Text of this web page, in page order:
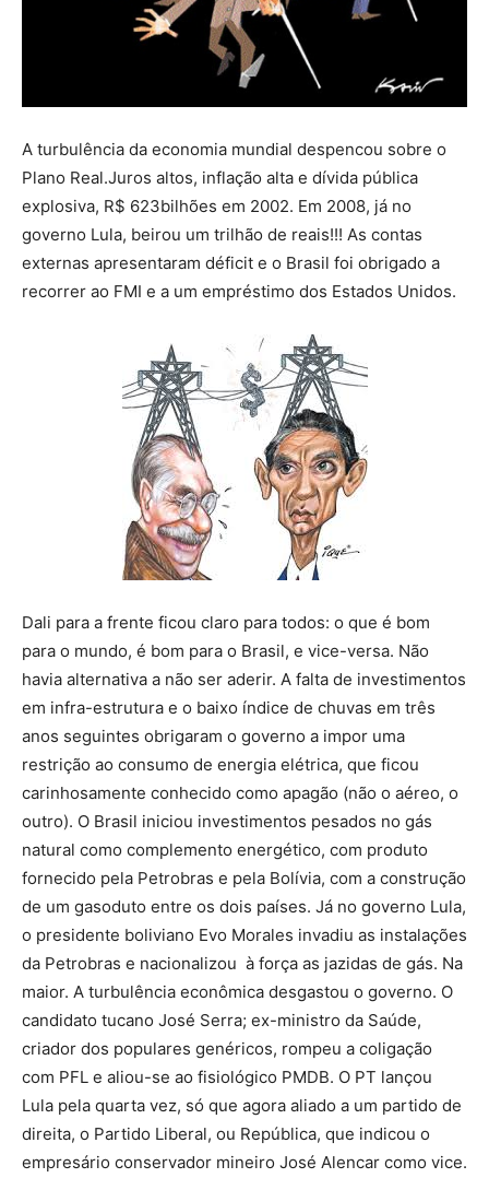
A turbulência da economia mundial despencou sobre o
Plano Real.Juros altos, inflação alta e dívida pública
explosiva, R$ 623bilhões em 2002. Em 2008, já no
governo Lula, beirou um trilhão de reais!!! As contas
externas apresentaram déficit e o Brasil foi obrigado a
recorrer ao FMI e a um empréstimo dos Estados Unidos.
Dali para a frente ficou claro para todos: o que é bom
para o mundo, é bom para o Brasil, e vice-versa. Não
havia alternativa a não ser aderir. A falta de investimentos
em infra-estrutura e o baixo índice de chuvas em três
anos seguintes obrigaram o governo a impor uma
restrição ao consumo de energia elétrica, que ficou
carinhosamente conhecido como apagão (não o aéreo, o
outro). O Brasil iniciou investimentos pesados no gás
natural como complemento energético, com produto
fornecido pela Petrobras e pela Bolívia, com a construção
de um gasoduto entre os dois países. Já no governo Lula,
o presidente boliviano Evo Morales invadiu as instalações
da Petrobras e nacionalizou à força as jazidas de gás. Na
maior. A turbulência econômica desgastou o governo. O
candidato tucano José Serra; ex-ministro da Saúde,
criador dos populares genéricos, rompeu a coligação
com PFL e aliou-se ao fisiológico PMDB. O PT lançou
Lula pela quarta vez, só que agora aliado a um partido de
direita, o Partido Liberal, ou República, que indicou o
empresário conservador mineiro José Alencar como vice.